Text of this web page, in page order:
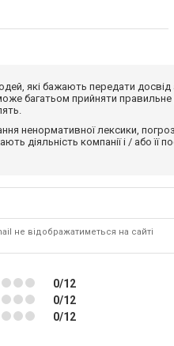
які бажають передати
багатьом прийняти
ненормативної лексики,
діяльність компанії і / або
не відображатиметься на сайті
0/12
0/12
0/12